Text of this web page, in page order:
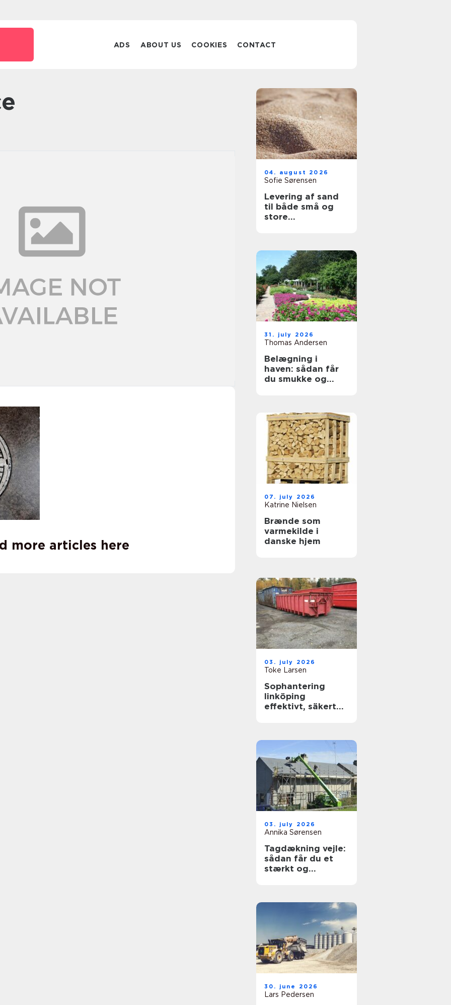
ADS ABOUT US COOKIES CONTACT
more articles here
04. august 2026
Sofie Sørensen
Levering af sand
til både små og
store
31. july 2026
Thomas Andersen
Belægning i
haven: sådan får
du smukke og
07. july 2026
Katrine Nielsen
Brænde som
varmekilde i
danske hjem
03. july 2026
Toke Larsen
Sophantering
linköping
effektivt, säkert
03. july 2026
Annika Sørensen
Tagdækning vejle:
sådan får du et
stærkt og
30. june 2026
Lars Pedersen